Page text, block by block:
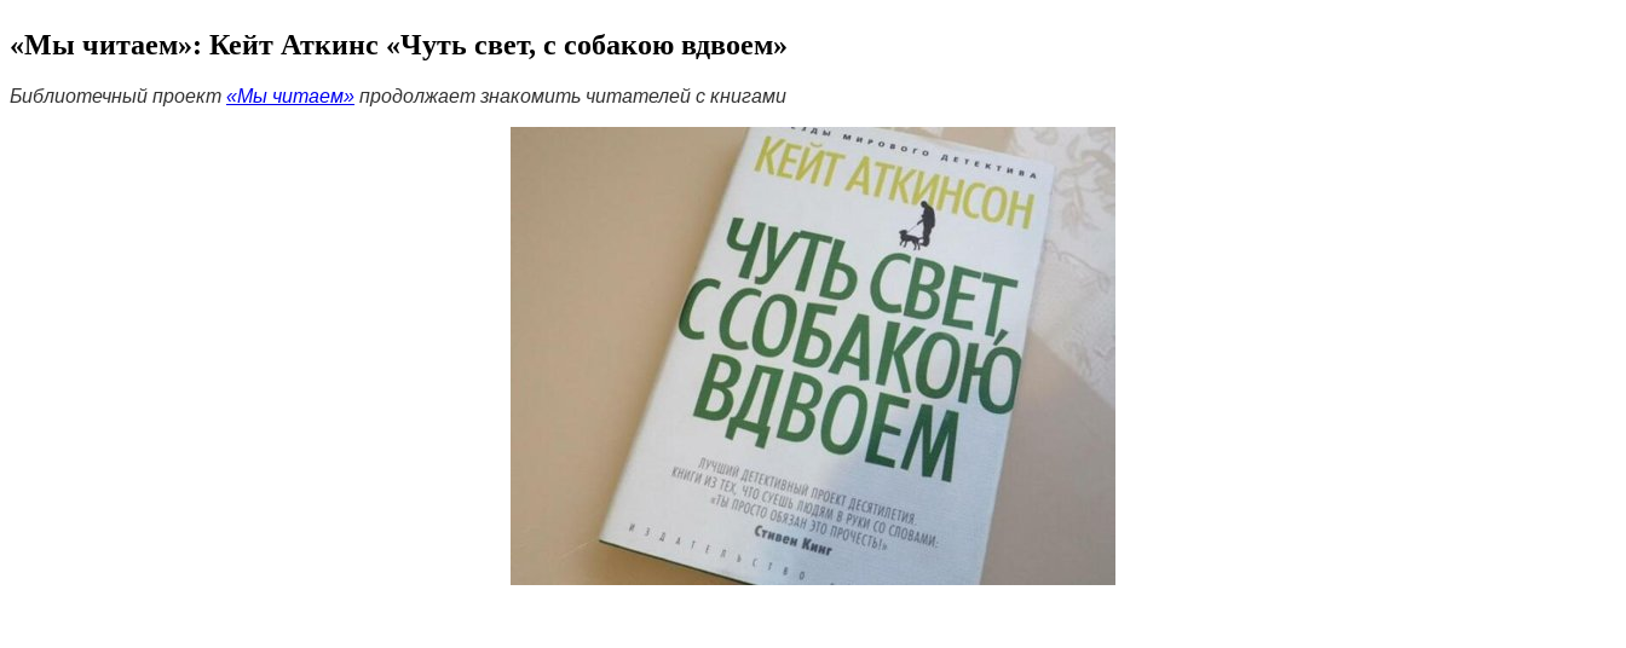
«Мы читаем»: Кейт Аткинс «Чуть свет, с собакою вдвоем»
Библиотечный проект «Мы читаем» продолжает знакомить читателей с книгами